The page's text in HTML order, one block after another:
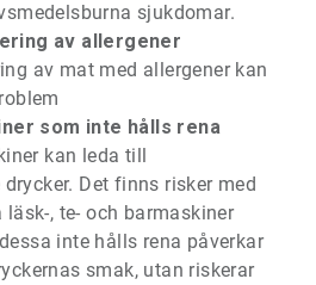
sjukdomar.
av allergener
av mat med allergener kan
som inte hålls rena
kan leda till
Det finns risker med
läsk-, te- och barmaskiner
inte hålls rena påverkar
smak, utan riskerar